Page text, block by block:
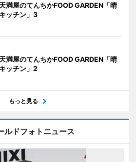
満屋のてんちかFOOD GARDEN「晴
ッチン」3
満屋のてんちかFOOD GARDEN「晴
ッチン」2
もっと見る
ルドフォトニュース